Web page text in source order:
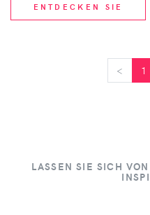
ENTDECKEN SIE
< 1
LASSEN SIE SICH